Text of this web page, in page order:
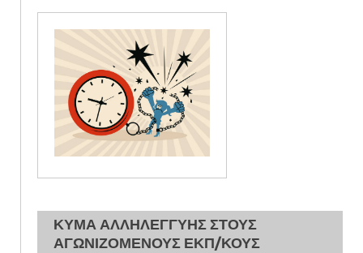
ΚΥΜΑ ΑΛΛΗΛΕΓΓΥΗΣ ΣΤΟΥΣ
ΑΓΩΝΙΖΟΜΕΝΟΥΣ ΕΚΠ/ΚΟΥΣ